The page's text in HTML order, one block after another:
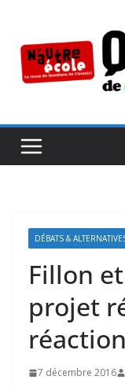
contenu
DÉBATS &
Fillon
projet
7 décembre 2016